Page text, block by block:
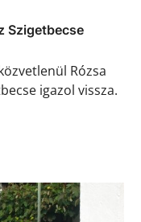
Szigetbecse
Rózsa
igazol vissza.